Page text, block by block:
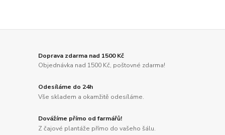
Doprava zdarma nad 1500 Kč
Objednávka nad 1500 Kč, poštovné zdarma!
Odesíláme do 24h
Vše skladem a okamžitě odesíláme.
Dovážíme přímo od farmářů!
Z čajové plantáže přímo do vašeho šálu.